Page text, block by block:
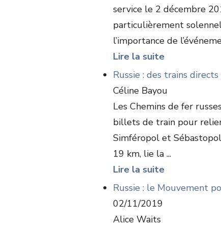
service le 2 décembre
particulièrement
l’importance de
Lire la suite
Russie : des trains
Céline Bayou
Les Chemins de fer
billets de train pour
Simféropol et
19 km, lie la ...
Lire la suite
Russie : le Mouvement
02/11/2019
Alice Waits